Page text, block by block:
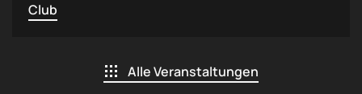
Club
Alle Veranstaltungen